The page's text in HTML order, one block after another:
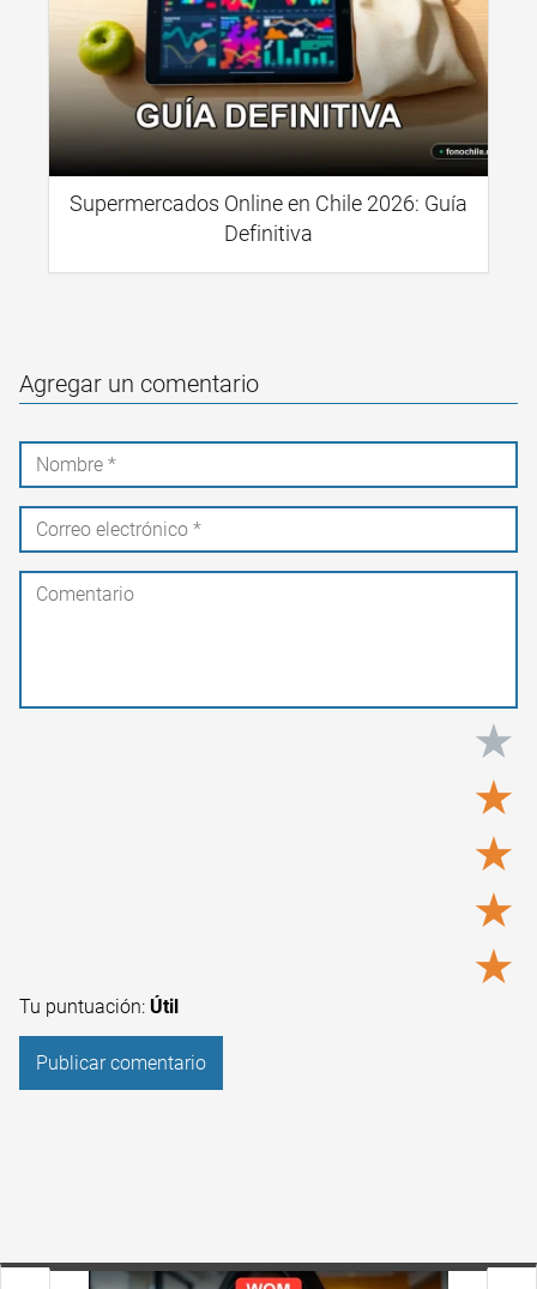
Supermercados Online en Chile 2026: Guía
Definitiva
Agregar un comentario
★
★
★
★
★
Tu puntuación: Útil